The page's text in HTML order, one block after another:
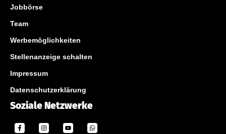
Jobbörse
Team
Werbemöglichkeiten
Stellenanzeige schalten
Impressum
Datenschutzerklärung
Soziale Netzwerke